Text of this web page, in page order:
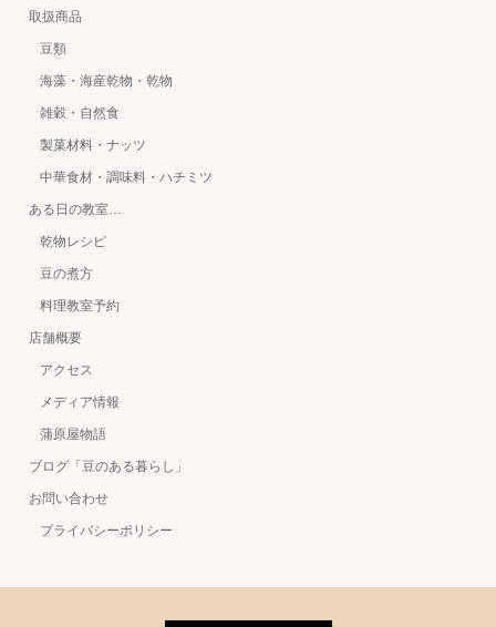
取扱商品
豆類
海藻・海産乾物・乾物
雑穀・自然食
製菓材料・ナッツ
中華食材・調味料・ハチミツ
ある日の教室…
乾物レシピ
豆の煮方
料理教室予約
店舗概要
アクセス
メディア情報
蒲原屋物語
ブログ「豆のある暮らし」
お問い合わせ
プライバシーポリシー